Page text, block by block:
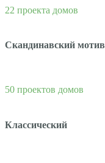
22 проекта домов
Скандинавский мотив
50 проектов домов
Классический